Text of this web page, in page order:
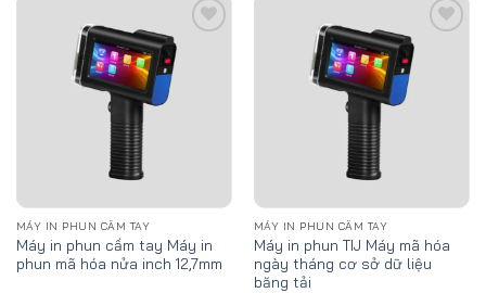
MÁY IN PHUN CẦM TAY
Máy in phun cầm tay Máy in
phun mã hóa nửa inch 12,7mm
MÁY IN PHUN CẦM TAY
Máy in phun TIJ Máy mã hóa
ngày tháng cơ sở dữ liệu
băng tải